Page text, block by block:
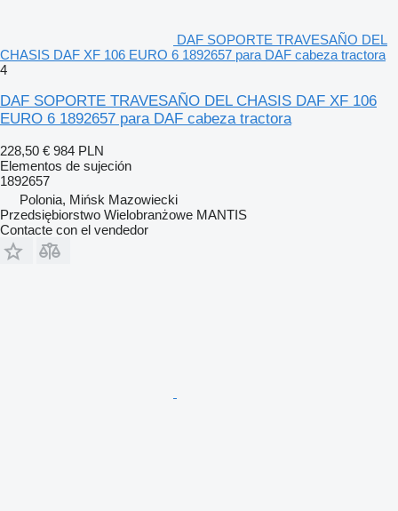
DAF SOPORTE TRAVESAÑO DEL
CHASIS DAF XF 106 EURO 6 1892657 para DAF cabeza tractora
4
DAF SOPORTE TRAVESAÑO DEL CHASIS DAF XF 106
EURO 6 1892657 para DAF cabeza tractora
228,50 € 984 PLN
Elementos de sujeción
1892657
Polonia, Mińsk Mazowiecki
Przedsiębiorstwo Wielobranżowe MANTIS
Contacte con el vendedor